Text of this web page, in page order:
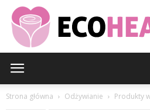
Strona główna Odżywianie Produkty